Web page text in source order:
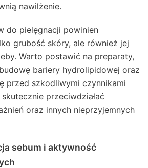
nawilżenie.
do pielęgnacji powinien
grubość skóry, ale również jej
Warto postawić na preparaty,
bariery hydrolipidowej oraz
przed szkodliwymi czynnikami
przeciwdziałać
oraz innych nieprzyjemnych
sebum i aktywność